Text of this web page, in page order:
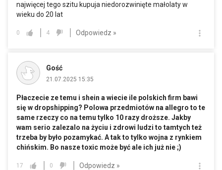
najwięcej tego szitu kupuja niedorozwinięte małolaty w
wieku do 20 lat
0 4 Odpowiedz »
Gość
21.07.2025 15:35
Płaczecie ze temu i shein a wiecie ile polskich firm bawi
się w dropshipping? Polowa przedmiotów na allegro to te
same rzeczy co na temu tylko 10 razy droższe. Jakby
wam serio zalezalo na życiu i zdrowi ludzi to tamtych też
trzeba by było pozamykać. A tak to tylko wojna z rynkiem
chińskim. Bo nasze toxic może być ale ich już nie ;)
17 0 Odpowiedz »